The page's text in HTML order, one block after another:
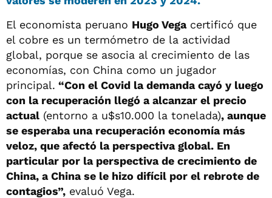
El economista peruano Hugo Vegacertificó que
el cobre es un termómetro de la actividad
global, porque se asocia al crecimiento de las
economías, con China como un jugador
principal. “Con el Covid la demanda cayó y luego
con la recuperación llegó a alcanzar el precio
actual (entorno a u$s10.000 la tonelada), aunque
se esperaba una recuperación economía más
veloz, que afectó la perspectiva global. En
particular por la perspectiva de crecimiento de
China, a China se le hizo difícil por el rebrote de
contagios”, evaluó Vega.